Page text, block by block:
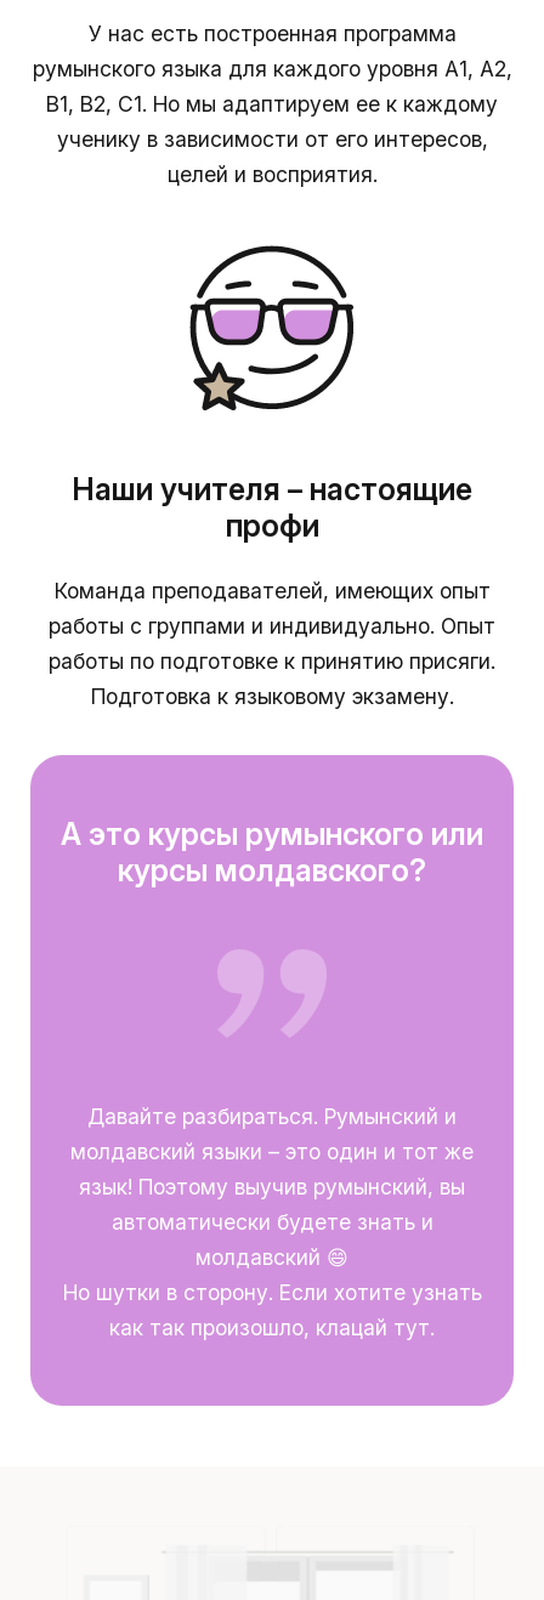
У нас есть построенная программа
румынского языка для каждого уровня А1, А2,
B1, B2, C1. Но мы адаптируем ее к каждому
ученику в зависимости от его интересов,
целей и восприятия.
Наши учителя – настоящие
профи
Команда преподавателей, имеющих опыт
работы с группами и индивидуально. Опыт
работы по подготовке к принятию присяги.
Подготовка к языковому экзамену.
А это курсы румынского или
курсы молдавского?
Давайте разбираться. Румынский и
молдавский языки – это один и тот же
язык! Поэтому выучив румынский, вы
автоматически будете знать и
молдавский 😄
Но шутки в сторону. Если хотите узнать
как так произошло, клацай тут.